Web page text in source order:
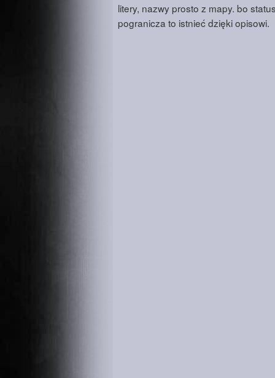
litery, nazwy prosto z mapy. bo
pogranicza to istnieć dzięki opisowi.